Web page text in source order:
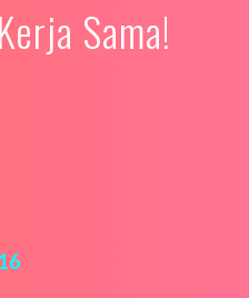
Sama!